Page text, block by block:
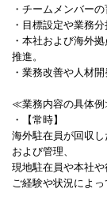
・チームメンバー
・目標設定や業務
・本社および海外
推進。
・業務改善や人材
≪業務内容の具体
・【常時】
海外駐在員が回収
および管理、
現地駐在員や本社や
ご経験や状況によっ